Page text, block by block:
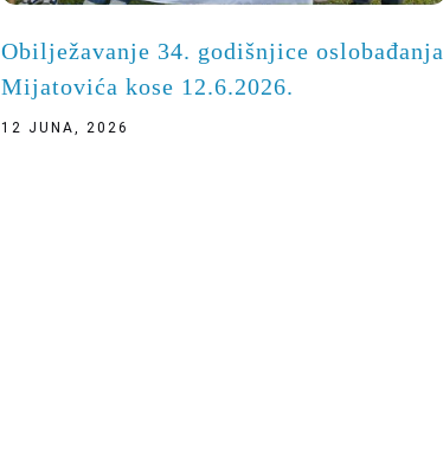
Obilježavanje 34. godišnjice oslobađanja
Mijatovića kose 12.6.2026.
12 JUNA, 2026